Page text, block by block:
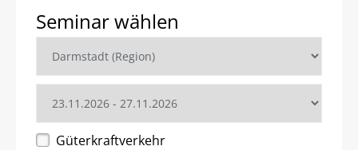
Seminar wählen
Güterkraftverkehr